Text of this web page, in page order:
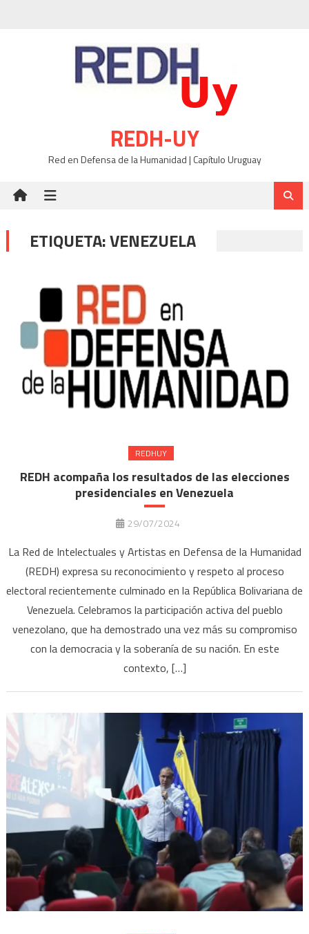
REDH-UY
Red en Defensa de la Humanidad | Capítulo Uruguay
ETIQUETA:VENEZUELA
REDHUY
REDH acompaña los resultados de las elecciones
presidenciales en Venezuela
29/07/2024
La Red de Intelectuales y Artistas en Defensa de la Humanidad
(REDH) expresa su reconocimiento y respeto al proceso
electoral recientemente culminado en la República Bolivariana de
Venezuela. Celebramos la participación activa del pueblo
venezolano, que ha demostrado una vez más su compromiso
con la democracia y la soberanía de su nación. En este
contexto, […]